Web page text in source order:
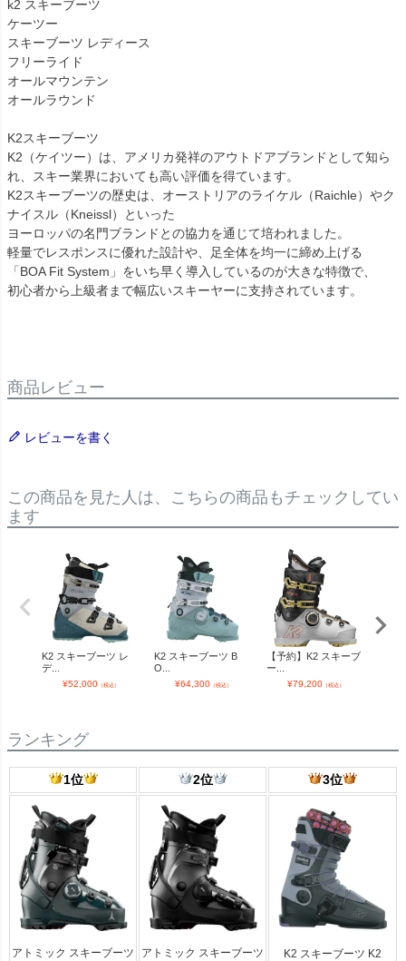
k2 スキーブーツ
ケーツー
スキーブーツ レディース
フリーライド
オールマウンテン
オールラウンド
K2スキーブーツ
K2（ケイツー）は、アメリカ発祥のアウトドアブランドとして知ら
れ、スキー業界においても高い評価を得ています。
K2スキーブーツの歴史は、オーストリアのライケル（Raichle）やク
ナイスル（Kneissl）といった
ヨーロッパの名門ブランドとの協力を通じて培われました。
軽量でレスポンスに優れた設計や、足全体を均一に締め上げる
「BOA Fit System」をいち早く導入しているのが大きな特徴で、
初心者から上級者まで幅広いスキーヤーに支持されています。
商品レビュー
レビューを書く
この商品を見た人は、こちらの商品もチェックしてい
ます
K2 スキーブーツ レ
デ...
¥52,000（税込）
K2 スキーブーツ B
O...
¥64,300（税込）
【予約】K2 スキーブ
ー...
¥79,200（税込）
ランキング
1位 2位 3位
アトミック スキーブーツ
アトミック スキーブーツ
K2 スキーブーツ K2